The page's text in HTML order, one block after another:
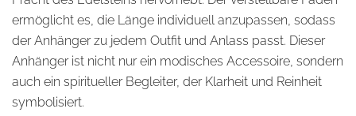
ermöglicht es, die Länge individuell anzupassen, sodass
der Anhänger zu jedem Outfit und Anlass passt. Dieser
Anhänger ist nicht nur ein modisches Accessoire, sondern
auch ein spiritueller Begleiter, der Klarheit und Reinheit
symbolisiert.